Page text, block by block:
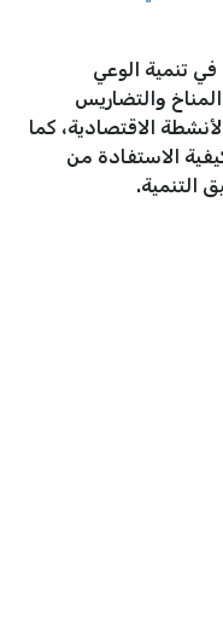
تنمية الوعي
والتضاريس
الاقتصادية، كما
الاستفادة من
التنمية.